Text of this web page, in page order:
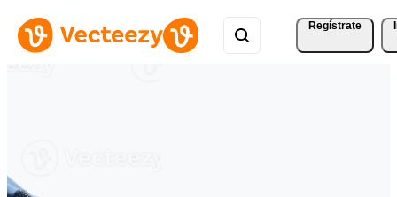
Regístrate